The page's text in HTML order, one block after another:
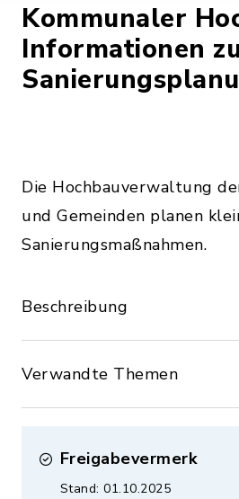
Kommunaler
Informationen
Die Hochbauverwaltung
und Gemeinden planen
Sanierungsmaßnahmen.
Beschreibung
Verwandte Themen
Freigabevermerk
Stand: 01.10.2025